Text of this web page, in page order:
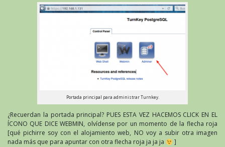
Portada principal para administrar Turnkey.
¿Recuerdan la portada principal? PUES ESTA VEZ HACEMOS CLICK EN EL
ÍCONO QUE DICE WEBMIN, olvídense por un momento de la flecha roja
[qué pichirre soy con el alojamiento web, NO voy a subir otra imagen
nada más que para apuntar con otra flecha roja ja ja ja
]